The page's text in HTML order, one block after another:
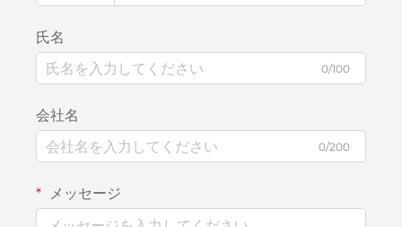
氏名
0/100
会社名
0/200
メッセージ